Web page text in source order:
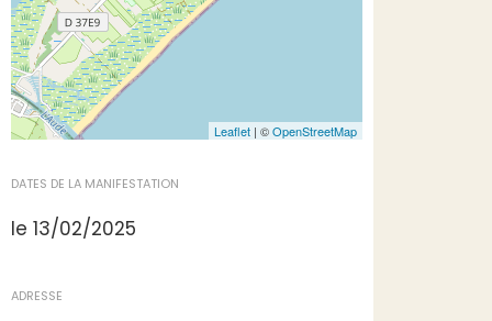
Leaflet | ©OpenStreetMap
DATES DE LA MANIFESTATION
le 13/02/2025
ADRESSE